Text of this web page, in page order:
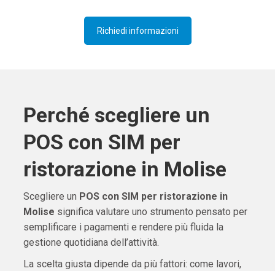
Richiedi informazioni
Perché scegliere un
POS con SIM per
ristorazione in Molise
Scegliere un POS con SIM per ristorazione in
Molise significa valutare uno strumento pensato per
semplificare i pagamenti e rendere più fluida la
gestione quotidiana dell’attività.
La scelta giusta dipende da più fattori: come lavori,